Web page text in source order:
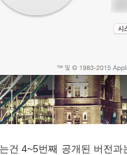
건 4~5번째 공개된 버전